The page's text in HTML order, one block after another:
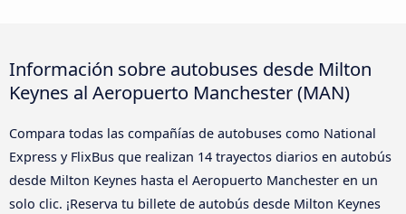
Información sobre autobuses desde Milton
Keynes al Aeropuerto Manchester (MAN)
Compara todas las compañías de autobuses como National
Express y FlixBus que realizan 14 trayectos diarios en autobús
desde Milton Keynes hasta el Aeropuerto Manchester en un
solo clic. ¡Reserva tu billete de autobús desde Milton Keynes